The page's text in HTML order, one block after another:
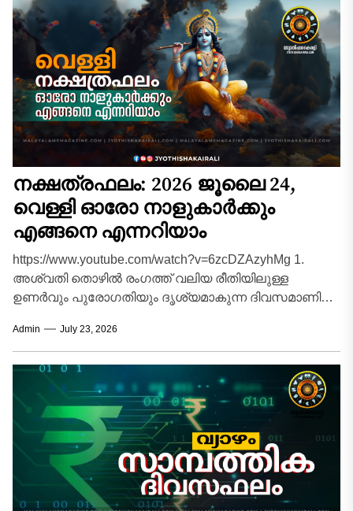
നക്ഷത്രഫലം: 2026 ജൂലൈ 24,
വെള്ളി ഓരോ നാളുകാർക്കും
എങ്ങനെ എന്നറിയാം
https://www.youtube.com/watch?v=6zcDZAzyhMg 1.
അശ്വതി തൊഴിൽ രംഗത്ത് വലിയ രീതിയിലുള്ള
ഉണർവും പുരോഗതിയും ദൃശ്യമാകുന്ന ദിവസമാണിന്ന്.
സാഹചര്യങ്ങൾ വന്നുചേരും. ദീർഘകാലമായി മനസ്സിൽ
കൊണ്ടുനടക്കുന്ന പുതിയ...
Admin July 23, 2026